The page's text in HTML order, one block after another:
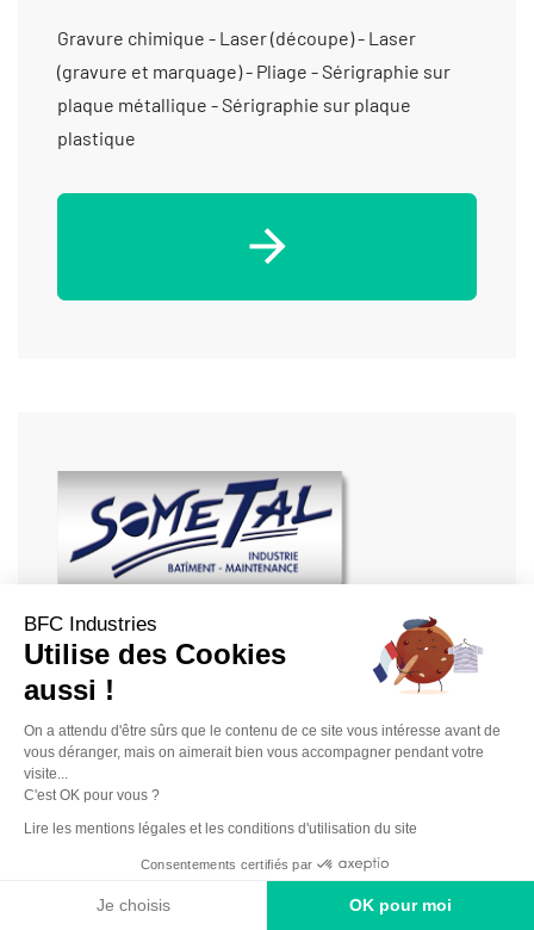
Gravure chimique - Laser (découpe) - Laser
(gravure et marquage) - Pliage - Sérigraphie sur
plaque métallique - Sérigraphie sur plaque
plastique
SOMETAL
CINTREY (70120)
Chaudronnerie acier - Chaudronnerie alliage -
Cintrage - Cintrage de précision - Cisaillage -
Laser (découpe) - Laser (sous-traitance) - Levage
et manutention lourde - Maintenance industrielle
- Métallerie - Peinture (laquage) - Perçage - Pliage
BFC Industries
Utilise des Cookies
aussi !
On a attendu d'être sûrs que le contenu de ce site vous intéresse avant de
vous déranger, mais on aimerait bien vous accompagner pendant votre
visite...
C'est OK pour vous ?
Lire les mentions légales et les conditions d'utilisation du site
Consentements certifiés par
Je choisis OK pour moi